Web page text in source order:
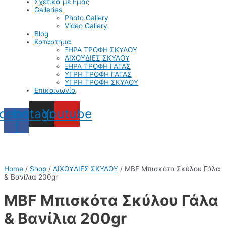
Σχετικά με Εμάς
Galleries
Photo Gallery
Video Gallery
Blog
Κατάστημα
ΞΗΡΑ ΤΡΟΦΗ ΣΚΥΛΟΥ
ΛΙΧΟΥΔΙΕΣ ΣΚΥΛΟΥ
ΞΗΡΑ ΤΡΟΦΗ ΓΑΤΑΣ
ΥΓΡΗ ΤΡΟΦΗ ΓΑΤΑΣ
ΥΓΡΗ ΤΡΟΦΗ ΣΚΥΛΟΥ
Επικοινωνία
f
Instagram
Youtube
Home / Shop / ΛΙΧΟΥΔΙΕΣ ΣΚΥΛΟΥ / MBF Μπισκότα Σκύλου Γάλα
& Βανίλια 200gr
MBF Μπισκότα Σκύλου Γάλα
& Βανίλια 200gr